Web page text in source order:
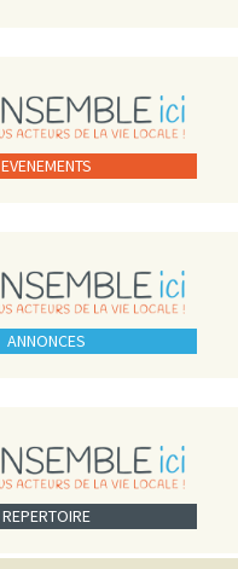
EVENEMENTS
ANNONCES
REPERTOIRE